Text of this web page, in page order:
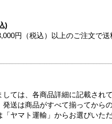
)
円（税込）以上のご注文で送
ては、各商品詳細に記載され
送は商品がすべて揃ってから
ヤマト運輸」からお選びいた